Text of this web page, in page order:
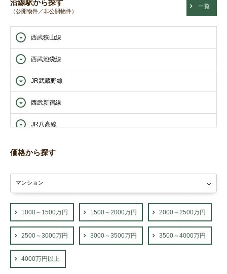
沿線駅から探す
（公開物件／非公開物件）
一覧
西武狭山線
西武池袋線
JR武蔵野線
西武新宿線
JR八高線
JR青梅線
価格から探す
1000～1500万円 1500～2000万円 2000～2500万円
2500～3000万円 3000～3500万円 3500～4000万円
4000万円以上